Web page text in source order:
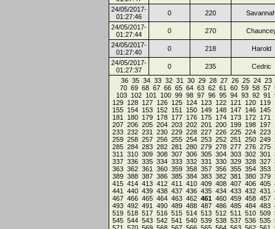
220
0
24/05/2017-
01:27:46
270
0
24/05/2017-
01:27:44
Harold
218
0
24/05/2017-
01:27:40
Cedric
235
0
24/05/2017-
01:27:37
23
24
25
26
27
28
29
30
31
32
33
34
35
36
57
58
59
60
61
62
63
64
65
66
67
68
69
70
91
92
93
94
95
96
97
98
99
100
101
102
103
119
120
121
122
123
124
125
126
127
128
129
145
146
147
148
149
150
151
152
153
154
155
171
172
173
174
175
176
177
178
179
180
181
197
198
199
200
201
202
203
204
205
206
207
223
224
225
226
227
228
229
230
231
232
233
249
250
251
252
253
254
255
256
257
258
259
275
276
277
278
279
280
281
282
283
284
285
301
302
303
304
305
306
307
308
309
310
311
327
328
329
330
331
332
333
334
335
336
337
353
354
355
356
357
358
359
360
361
362
363
379
380
381
382
383
384
385
386
387
388
389
405
406
407
408
409
410
411
412
413
414
415
431
432
433
434
435
436
437
438
439
440
441
457
458
459
460
461
462
463
464
465
466
467
483
484
485
486
487
488
489
490
491
492
493
509
510
511
512
513
514
515
516
517
518
519
535
536
537
538
539
540
541
542
543
544
545